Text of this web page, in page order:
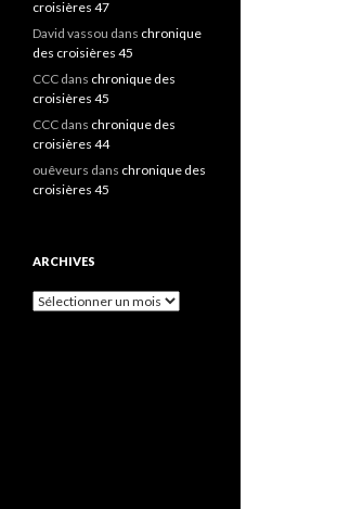
croisières 47
David vassou dans chronique
des croisières 45
CCC dans chronique des
croisières 45
CCC dans chronique des
croisières 44
ouêveurs dans chronique des
croisières 45
ARCHIVES
A